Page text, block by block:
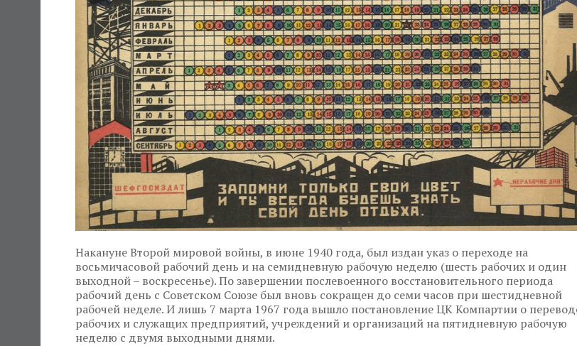
Накануне Второй мировой войны, в июне 1940 года, был издан указ о переходе на
восьмичасовой рабочий день и на семидневную рабочую неделю (шесть рабочих и один
выходной – воскресенье). По завершении послевоенного восстановительного периода
рабочий день с Советском Союзе был вновь сокращен до семи часов при шестидневной
рабочей неделе. И лишь 7 марта 1967 года вышло постановление ЦК Компартии о
рабочих и служащих предприятий, учреждений и организаций на пятидневную рабочую
неделю с двумя выходными днями.